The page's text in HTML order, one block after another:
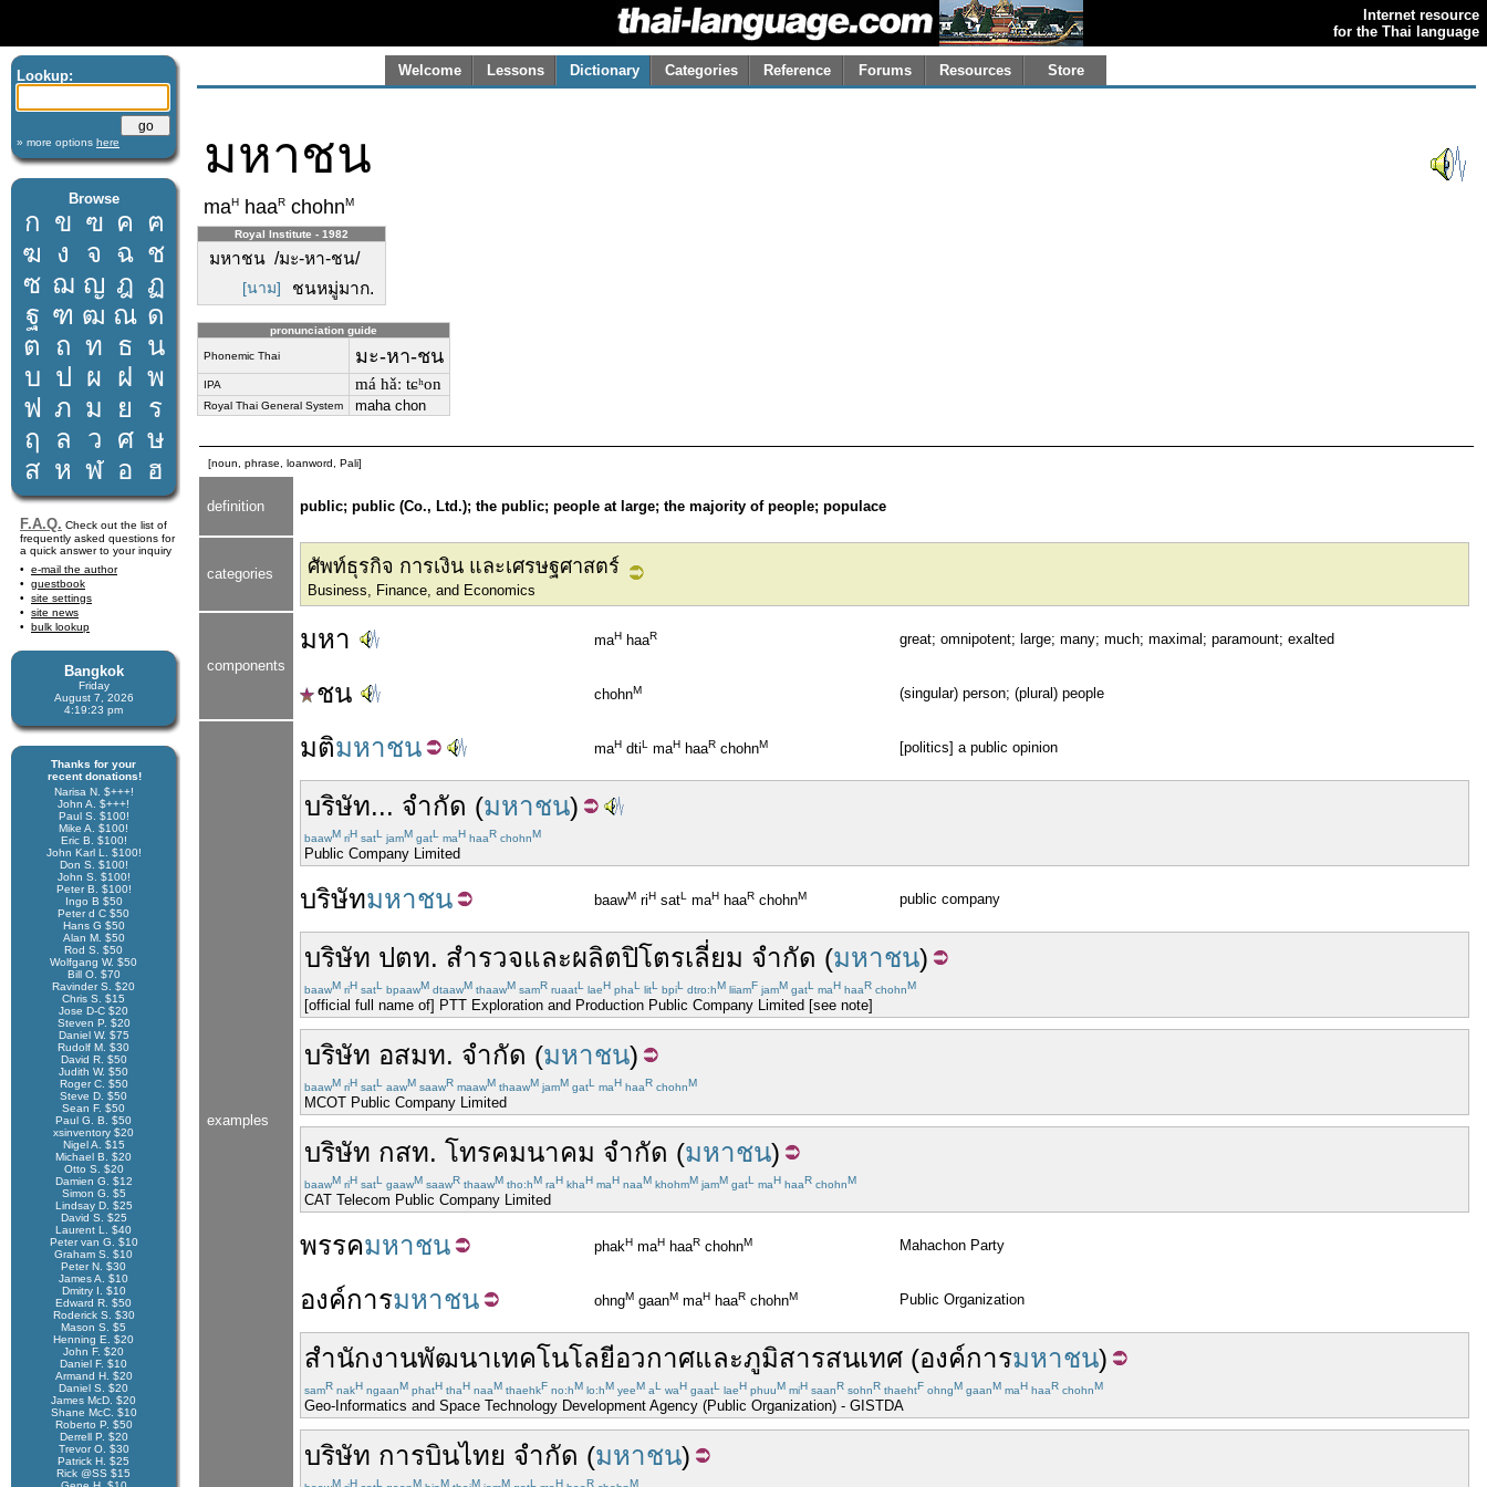
Internet resource
for the Thai language
Lookup:
» more options here
Browse
ก ข ฃ ค ฅ
ฆ ง จ ฉ ช
ซ ฌ ญ ฎ ฏ
ฐ ฑ ฒ ณ ด
ต ถ ท ธ น
บ ป ผ ฝ พ
ฟ ภ ม ย
ร
ฤ
ล ว ศ ษ
ส ห ฬ อ ฮ
F.A.Q. Check out the list of
frequently asked questions for
a quick answer to your inquiry
e-mail the author
guestbook
site settings
site news
bulk lookup
Bangkok
Friday
August 7, 2026
4:19:23 pm
Thanks for your
recent donations!
Narisa N. $+++!
John A. $+++!
Paul S. $100!
Mike A. $100!
Eric B. $100!
John Karl L. $100!
Don S. $100!
John S. $100!
Peter B. $100!
Ingo B $50
Peter d C $50
Hans G $50
Alan M. $50
Rod S. $50
Wolfgang W. $50
Bill O. $70
Ravinder S. $20
Chris S. $15
Jose D-C $20
Steven P. $20
Daniel W. $75
Rudolf M. $30
David R. $50
Judith W. $50
Roger C. $50
Steve D. $50
Sean F. $50
Paul G. B. $50
xsinventory $20
Nigel A. $15
Michael B. $20
Otto S. $20
Damien G. $12
Simon G. $5
Lindsay D. $25
David S. $25
Laurent L. $40
Peter van G. $10
Graham S. $10
Peter N. $30
James A. $10
Dmitry I. $10
Edward R. $50
Roderick S. $30
Mason S. $5
Henning E. $20
John F. $20
Daniel F. $10
Armand H. $20
Daniel S. $20
James McD. $20
Shane McC. $10
Roberto P. $50
Derrell P. $20
Trevor O. $30
Patrick H. $25
Rick @SS $15
Welcome Lessons Dictionary Categories Reference Forums Resources Store
มหาชน
maH haaR chohnM
Royal Institute - 1982
มหาชน /มะ-หา-ชน/
[นาม] ชนหมู่มาก.
pronunciation guide
Phonemic Thai มะ-หา-ชน
IPA má hǎː tɕʰon
Royal Thai General System maha chon
[noun, phrase, loanword, Pali]
definition public; public (Co., Ltd.); the public; people at large; the majority of people; populace
categories ศัพท์ธุรกิจ การเงิน และเศรษฐศาสตร์
Business, Finance, and Economics
components
มหา maH haaR great; omnipotent; large; many; much; maximal; paramount; exalted
ชน chohnM (singular) person; (plural) people
examples
มติมหาชน maH dtiL maH haaR chohnM [politics] a public opinion
บริษัท... จำกัด (มหาชน)
baawM riH satL jamM gatL maH haaR chohnM
Public Company Limited
บริษัทมหาชน baawM riH satL maH haaR chohnM public company
บริษัท ปตท. สำรวจและผลิตปิโตรเลี่ยม จำกัด (มหาชน)
baawM riH satL bpaawM dtaawM thaawM samR ruaatL laeH phaL litL bpiL dtro:hM liiamF jamM gatL maH haaR chohnM
[official full name of] PTT Exploration and Production Public Company Limited [see note]
บริษัท อสมท. จำกัด (มหาชน)
baawM riH satL aawM saawR maawM thaawM jamM gatL maH haaR chohnM
MCOT Public Company Limited
บริษัท กสท. โทรคมนาคม จำกัด (มหาชน)
baawM riH satL gaawM saawR thaawM tho:hM raH khaH maH naaM khohmM jamM gatL maH haaR chohnM
CAT Telecom Public Company Limited
พรรคมหาชน phakH maH haaR chohnM Mahachon Party
องค์การมหาชน ohngM gaanM maH haaR chohnM Public Organization
สำนักงานพัฒนาเทคโนโลยีอวกาศและภูมิสารสนเทศ (องค์การมหาชน)
samR nakH ngaanM phatH thaH naaM thaehkF no:hM lo:hM yeeM aL waH gaatL laeH phuuM miH saanR sohnR thaehtF ohngM gaanM maH haaR chohnM
Geo-Informatics and Space Technology Development Agency (Public Organization) - GISTDA
บริษัท การบินไทย จำกัด (มหาชน)
M H L M M M M L H R M